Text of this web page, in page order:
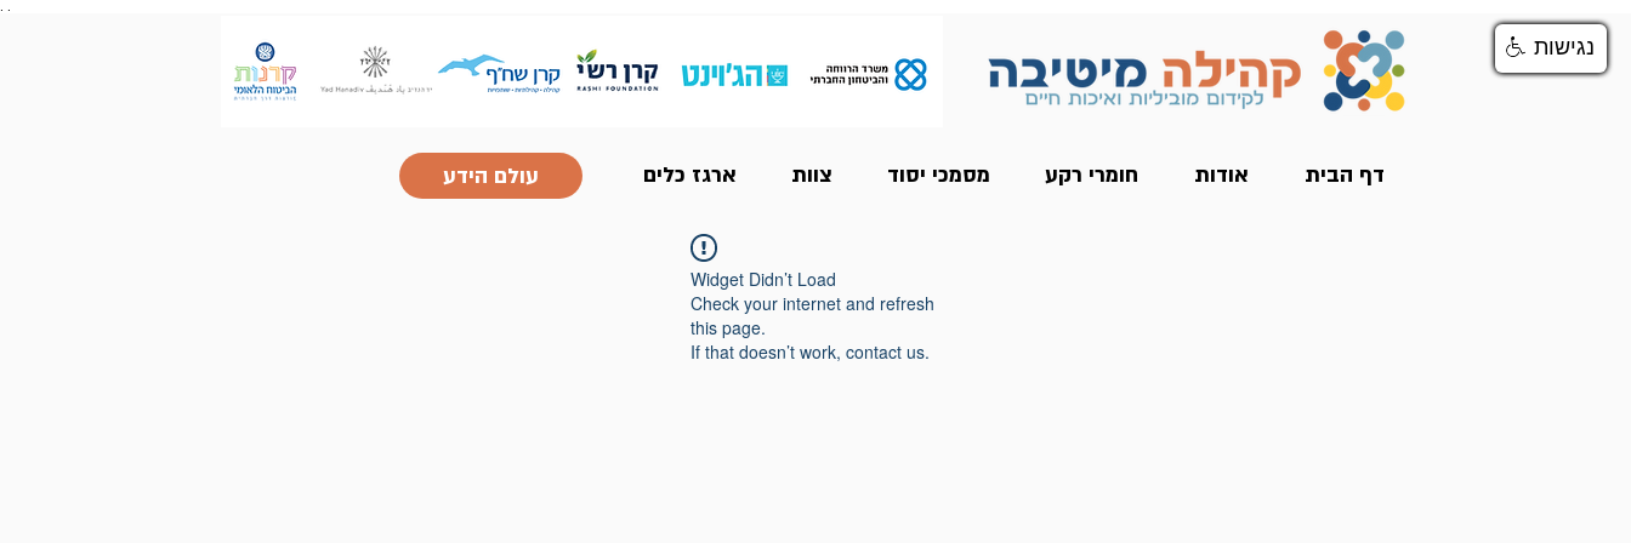
דף הבית אודות חומרי רקע מסמכי יסוד צוות ארגז כלים עולם הידע
Widget Didn’t Load
Check your internet and refresh
this page.
If that doesn’t work, contact us.
נגישות
נגישות